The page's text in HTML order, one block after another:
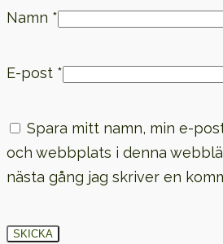
Namn *
E-post *
Spara mitt namn, min e-
och webbplats i denna
nästa gång jag skriver en